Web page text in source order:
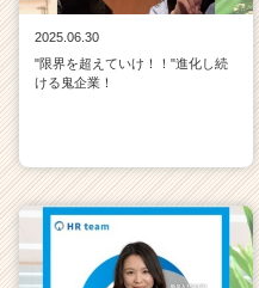
2025.06.30
"限界を超えていけ！！"進化し続
ける鬼企業！